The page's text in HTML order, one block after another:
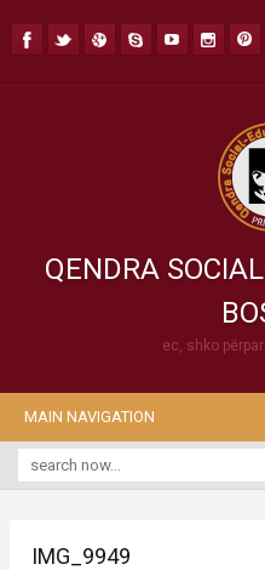
QENDRA
ec, shko
MAIN NAVIGATION
IMG_9949